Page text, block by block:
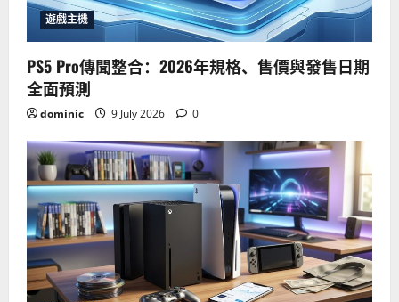
遊戲主機
PS5 Pro傳聞整合：2026年規格、售價與發售日期
全面預測
dominic 9 July 2026 0